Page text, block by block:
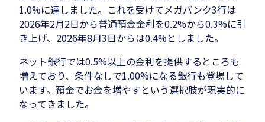
1.0%に達しました。これを受けてメガバンク3行は
2026年2月2日から普通預金金利を0.2%から0.3%に引
き上げ、2026年8月3日からは0.4%としました。
ネット銀行では0.5%以上の金利を提供するところも
増えており、条件なしで1.00%になる銀行も登場して
います。預金でお金を増やすという選択肢が現実的に
なってきました。